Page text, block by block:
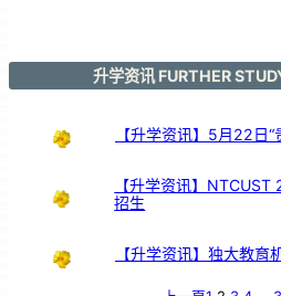
升学资讯 FURTHER
【升学资讯】5月22日
【升学资讯】
招生
【升学资讯】独大教育